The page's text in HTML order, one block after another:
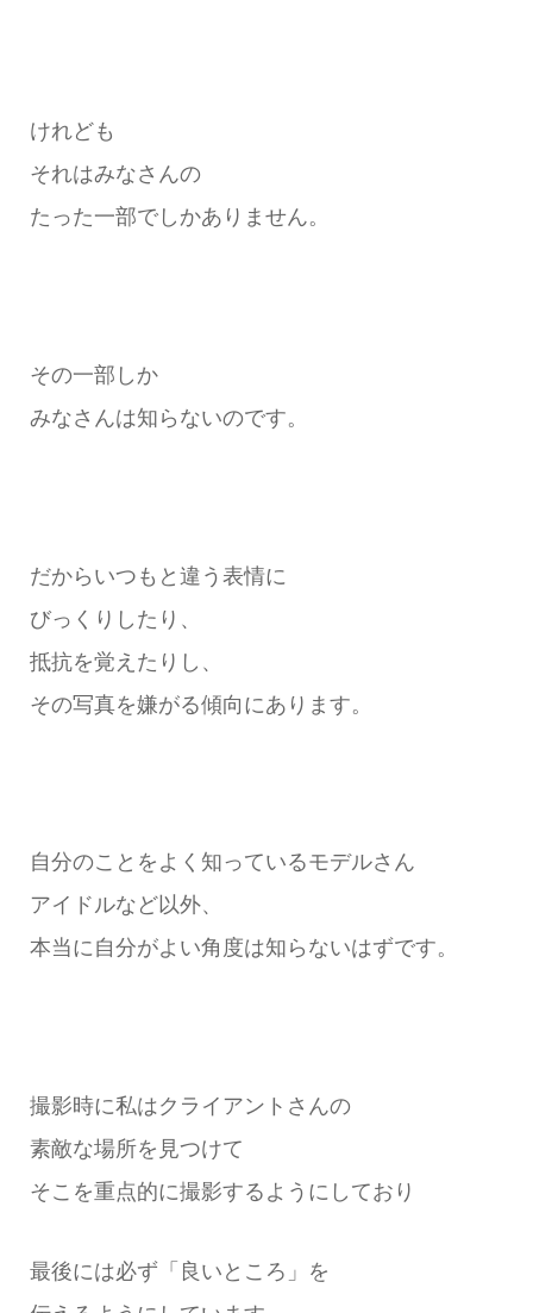
けれども
それはみなさんの
たった一部でしかありません。
その一部しか
みなさんは知らないのです。
だからいつもと違う表情に
びっくりしたり、
抵抗を覚えたりし、
その写真を嫌がる傾向にあります。
自分のことをよく知っているモデルさん
アイドルなど以外、
本当に自分がよい角度は知らないはずです。
撮影時に私はクライアントさんの
素敵な場所を見つけて
そこを重点的に撮影するようにしており
最後には必ず「良いところ」を